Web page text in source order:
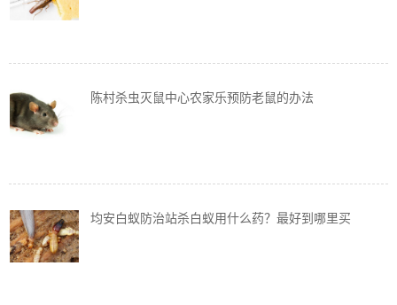
陈村杀虫灭鼠中心农家乐预防老鼠的办法
均安白蚁防治站杀白蚁用什么药？最好到哪里买